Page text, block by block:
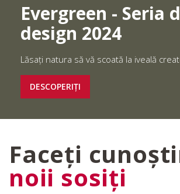
Evergreen - Seria
design 2024
Lăsați natura să vă scoată la iveală
DESCOPERIȚI
Faceți
noii sosiți